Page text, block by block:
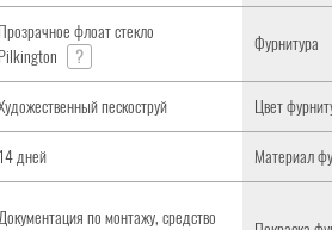
Прозрачное флоат стекло
Pilkington
?
Фурнитура
пескоструй Цвет
14 дней Материал
по монтажу, средство